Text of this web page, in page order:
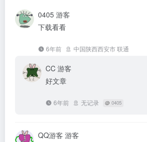
0405 游客
下载看看
6年前 中国陕西西安市 联通
CC 游客
好文章
6年前 无记录 @ 0405
QQ游客 游客